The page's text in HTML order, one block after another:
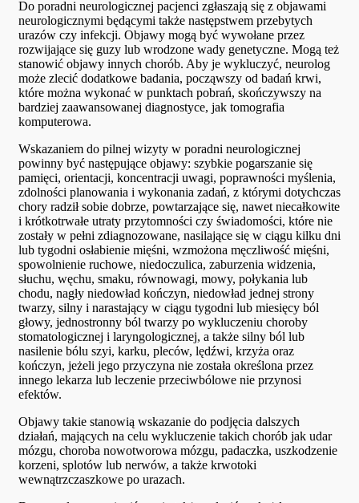
Do poradni neurologicznej pacjenci zgłaszają się z objawami
neurologicznymi będącymi także następstwem przebytych
urazów czy infekcji. Objawy mogą być wywołane przez
rozwijające się guzy lub wrodzone wady genetyczne. Mogą też
stanowić objawy innych chorób. Aby je wykluczyć, neurolog
może zlecić dodatkowe badania, począwszy od badań krwi,
które można wykonać w punktach pobrań, skończywszy na
bardziej zaawansowanej diagnostyce, jak tomografia
komputerowa.
Wskazaniem do pilnej wizyty w poradni neurologicznej
powinny być następujące objawy: szybkie pogarszanie się
pamięci, orientacji, koncentracji uwagi, poprawności myślenia,
zdolności planowania i wykonania zadań, z którymi dotychczas
chory radził sobie dobrze, powtarzające się, nawet niecałkowite
i krótkotrwałe utraty przytomności czy świadomości, które nie
zostały w pełni zdiagnozowane, nasilające się w ciągu kilku dni
lub tygodni osłabienie mięśni, wzmożona męczliwość mięśni,
spowolnienie ruchowe, niedoczulica, zaburzenia widzenia,
słuchu, węchu, smaku, równowagi, mowy, połykania lub
chodu, nagły niedowład kończyn, niedowład jednej strony
twarzy, silny i narastający w ciągu tygodni lub miesięcy ból
głowy, jednostronny ból twarzy po wykluczeniu choroby
stomatologicznej i laryngologicznej, a także silny ból lub
nasilenie bólu szyi, karku, pleców, lędźwi, krzyża oraz
kończyn, jeżeli jego przyczyna nie została określona przez
innego lekarza lub leczenie przeciwbólowe nie przynosi
efektów.
Objawy takie stanowią wskazanie do podjęcia dalszych
działań, mających na celu wykluczenie takich chorób jak udar
mózgu, choroba nowotworowa mózgu, padaczka, uszkodzenie
korzeni, splotów lub nerwów, a także krwotoki
wewnątrzczaszkowe po urazach.